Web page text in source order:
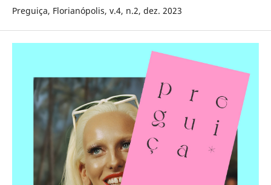
Preguiça, Florianópolis, v.4, n.2, dez. 2023